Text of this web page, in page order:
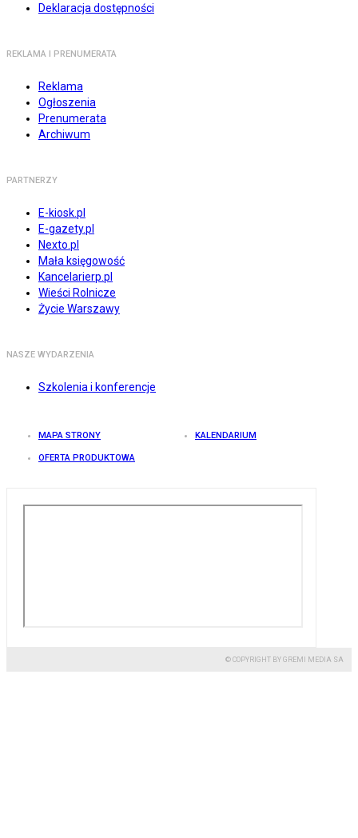
Deklaracja dostępności
REKLAMA I PRENUMERATA
Reklama
Ogłoszenia
Prenumerata
Archiwum
PARTNERZY
E-kiosk.pl
E-gazety.pl
Nexto.pl
Mała księgowość
Kancelarierp.pl
Wieści Rolnicze
Życie Warszawy
NASZE WYDARZENIA
Szkolenia i konferencje
MAPA STRONY KALENDARIUM
OFERTA PRODUKTOWA
© COPYRIGHT BY GREMI MEDIA SA